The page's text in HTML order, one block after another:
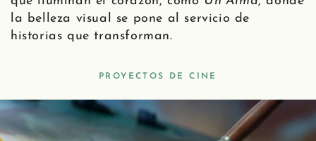
la belleza visual se pone al servicio de
historias que transforman.
PROYECTOS DE CINE